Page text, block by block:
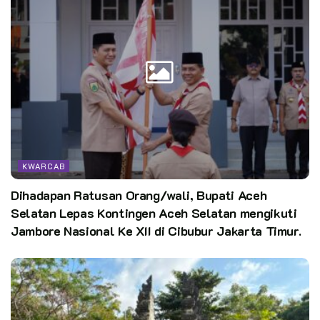
KWARCAB
Dihadapan Ratusan Orang/wali, Bupati Aceh
Selatan Lepas Kontingen Aceh Selatan mengikuti
Jambore Nasional Ke XII di Cibubur Jakarta Timur.